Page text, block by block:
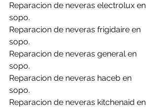
Reparacion de neveras electrolux en
sopo.
Reparacion de neveras frigidaire en
sopo.
Reparacion de neveras general en
sopo.
Reparacion de neveras haceb en
sopo.
Reparacion de neveras kitchenaid en